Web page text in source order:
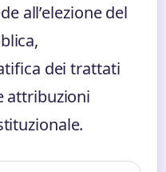
all’elezione del
dei trattati
attribuzioni